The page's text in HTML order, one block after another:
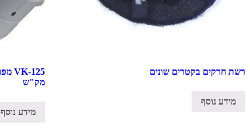
רשת חרקים בקטרים שונים
מידע נוסף
מק"ש
מידע נוסף